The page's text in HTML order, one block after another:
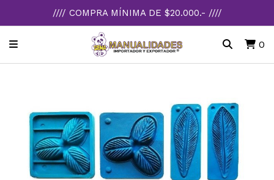
//// COMPRA MÍNIMA DE $20.000.- ////
0